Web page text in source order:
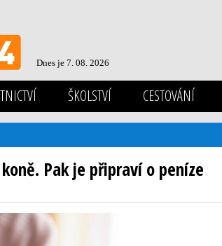
Dnes je 7. 08. 2026
ŠKOLSTVÍ CESTOVÁNÍ
Pak je připraví o peníze